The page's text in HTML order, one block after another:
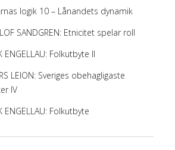
logik 10 – Lånandets dynamik
SANDGREN: Etnicitet spelar roll
ENGELLAU: Folkutbyte II
LEION: Sveriges obehagligaste
IV
ENGELLAU: Folkutbyte